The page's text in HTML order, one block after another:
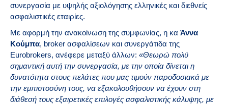
συνεργασία με υψηλής αξιολόγησης ελληνικές και διεθνείς
ασφαλιστικές εταιρίες.
Με αφορμή την ανακοίνωση της συμφωνίας, η κα Άννα
Κούμπα, broker ασφαλίσεων και συνεργάτιδα της
Eurobrokers, ανέφερε μεταξύ άλλων: «Θεωρώ πολύ
σημαντική αυτή την συνεργασία, με την οποία δίνεται η
δυνατότητα στους πελάτες που μας τιμούν παροδοσιακά με
την εμπιστοσύνη τους, να εξακολουθήσουν να έχουν στη
διάθεσή τους εξαιρετικές επιλογές ασφαλιστικής κάλυψης, με